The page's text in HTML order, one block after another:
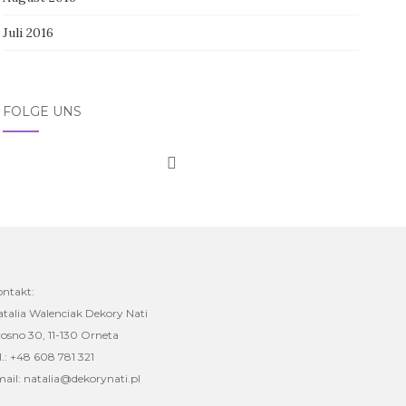
Juli 2016
FOLGE UNS
Walenciak Dekory Nati
30, 11-130 Orneta
+48 608 781 321
natalia@dekorynati.pl